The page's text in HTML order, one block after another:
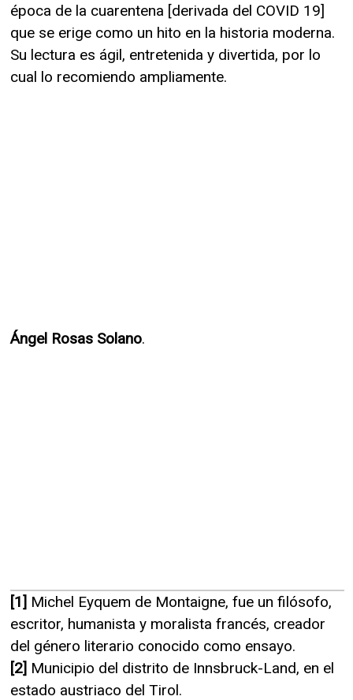
época de la cuarentena [derivada del COVID 19]
que se erige como un hito en la historia moderna.
Su lectura es ágil, entretenida y divertida, por lo
cual lo recomiendo ampliamente.
Ángel Rosas Solano.
[1] Michel Eyquem de Montaigne, fue un filósofo,
escritor, humanista y moralista francés, creador
del género literario conocido como ensayo.
[2] Municipio del distrito de Innsbruck-Land, en el
estado austriaco del Tirol.